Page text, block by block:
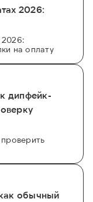
2026:
2026:
на оплату
дипфейк-
обычный